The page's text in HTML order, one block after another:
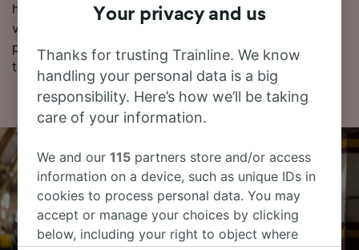
hledat u nás ještě dnes. Pokud chcete o cestě vědět
více, podívejte se na jízdní řády (včetně prvních a
posledních odjezdů vlaků), často kladené otázky a
tipy, jak rezervovat levné vlakové jízdenky.
Your privacy and us
Thanks for trusting Trainline. We know
handling your personal data is a big
responsibility. Here’s how we’ll be taking
care of your information.
We and our115 partners store and/or access
information on a device, such as unique IDs in
cookies to process personal data. You may
accept or manage your choices by clicking
below, including your right to object where